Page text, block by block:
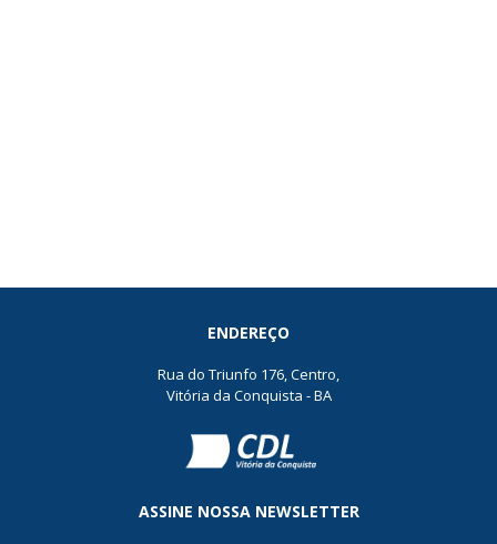
ENDEREÇO
Rua do Triunfo 176, Centro,
Vitória da Conquista - BA
ASSINE NOSSA NEWSLETTER